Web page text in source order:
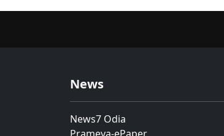
News
News7 Odia
Prameya-ePaper